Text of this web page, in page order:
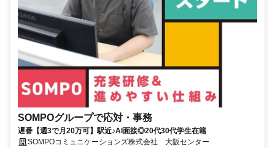
SOMPOグループで応対・事務
遅番【週3で月20万可】駅近♪AI面接◎20代30代学生在籍
SOMPOコミュニケーションズ株式会社 大阪センター